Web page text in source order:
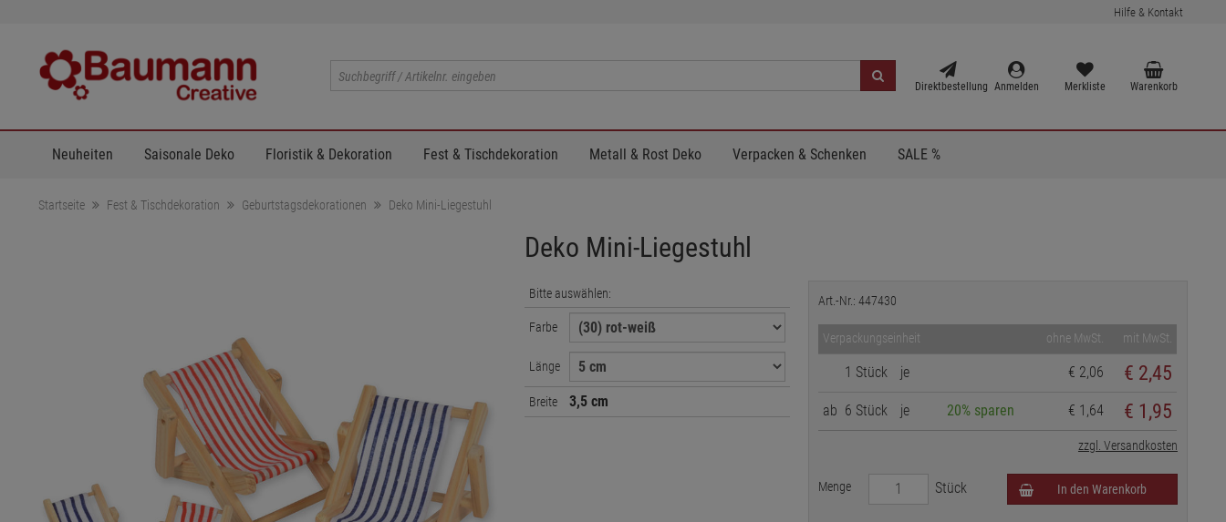
Hilfe & Kontakt
Direktbestellung Anmelden Merkliste Warenkorb
Neuheiten Saisonale Deko Floristik & Dekoration Fest & Tischdekoration Metall & Rost Deko Verpacken & Schenken SALE %
Startseite Fest & Tischdekoration Geburtstagsdekorationen Deko Mini-Liegestuhl
Deko Mini-Liegestuhl
Bitte auswählen:
Farbe
Länge
Breite 3,5 cm
Art.-Nr.: 447430
Verpackungseinheit ohne MwSt. mit MwSt.
1 Stück je € 2,06 € 2,45
ab 6 Stück je 20% sparen € 1,64 € 1,95
zzgl. Versandkosten
Menge Stück In den Warenkorb